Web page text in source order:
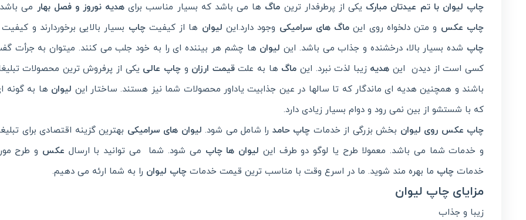
چاپ لیوان با تم عیدتان مبارک یکی از پرطرفدار ترین ماگ ها می باشد که بسیار مناسب برایهدیه نوروز و فصل بهار می
چاپ عکس و متن دلخواه روی این ماگ های سرامیکی وجود دارد.این لیوان ها از کیفیتچاپ بسیار بالایی برخوردارند و کیفیت
چاپ شده بسیار بالا، درخشنده و جذاب می باشد. این لیوان ها چشم هر بیننده ای را به خود جلب می کنند. میتوان به جرأت
کسی است از دیدن این هدیه زیبا لذت نبرد. این ماگ ها به علتقیمت ارزان وچاپ عالی یکی از پرفروش ترین محصولات
باشند و همچنین هدیه ای ماندگار که تا سالها در عین جذابیت یاداور محصولات شما نیز هستند. ساختار این لیوان ها به گونه
که با شستشو از بین نمی رود و دوام بسیار زیادی دارد.
چاپ عکس روی لیوان بخش بزرگی از خدمات چاپ حامد را شامل می شود. لیوان های سرامیکی بهترین گزینه اقتصادی برای
و خدمات شما می باشد. معمولا طرح یا لوگو دو طرف این لیوان ها چاپ می شود. شما می توانید با ارسال عکس و طرح
خدمات چاپ ما بهره مند شوید. ما در اسرع وقت با مناسب ترین قیمت خدمات چاپ لیوان را به شما ارئه می دهیم.
مزایای چاپ لیوان
زیبا و جذاب